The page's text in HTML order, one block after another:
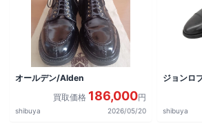
オールデン/Alden
買取価格 186,000円
shibuya 2026/05/20
ジョンロ
shibuya